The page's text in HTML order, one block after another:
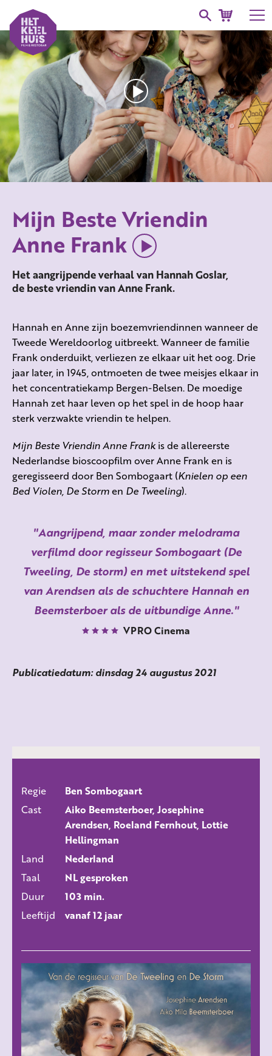
Mijn Beste Vriendin
Anne Frank
Het aangrijpende verhaal van Hannah Goslar,
de beste vriendin van Anne Frank.
Hannah en Anne zijn boezemvriendinnen wanneer de
Tweede Wereldoorlog uitbreekt. Wanneer de familie
Frank onderduikt, verliezen ze elkaar uit het oog. Drie
jaar later, in 1945, ontmoeten de twee meisjes elkaar in
het concentratiekamp Bergen-Belsen. De moedige
Hannah zet haar leven op het spel in de hoop haar
sterk verzwakte vriendin te helpen.
Mijn Beste Vriendin Anne Frankis de allereerste
Nederlandse bioscoopfilm over Anne Frank en is
geregisseerd door Ben Sombogaart (Knielen op een
Bed Violen, De Stormen De Tweeling).
Aangrijpend, maar zonder melodrama
verfilmd door regisseur Sombogaart (De
Tweeling, De storm) en met uitstekend spel
van Arendsen als de schuchtere Hannah en
Beemsterboer als de uitbundige Anne.
VPRO Cinema
Publicatiedatum: dinsdag 24 augustus 2021
ALLE FILMS
Regie
Ben Sombogaart
Cast
Aiko Beemsterboer, Josephine
Arendsen, Roeland Fernhout, Lottie
Hellingman
Land
Nederland
Taal
NL gesproken
Duur
103 min.
Leeftijd
vanaf 12 jaar